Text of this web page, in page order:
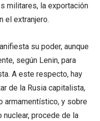
militares, la exportación
el extranjero.
su poder, aunque
según Lenin, para
A este respecto, hay
de la Rusia capitalista,
armamentístico, y sobre
procede de la